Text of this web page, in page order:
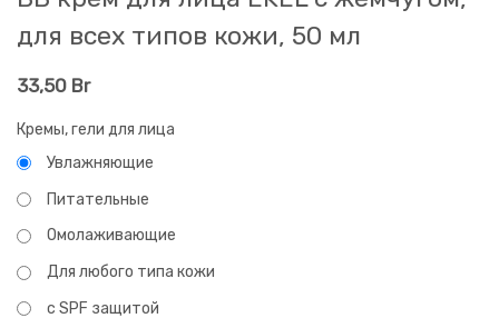
для всех типов кожи, 50 мл
33,50 Br
Кремы, гели для лица
Увлажняющие
Питательные
Омолаживающие
Для любого типа кожи
с SPF защитой